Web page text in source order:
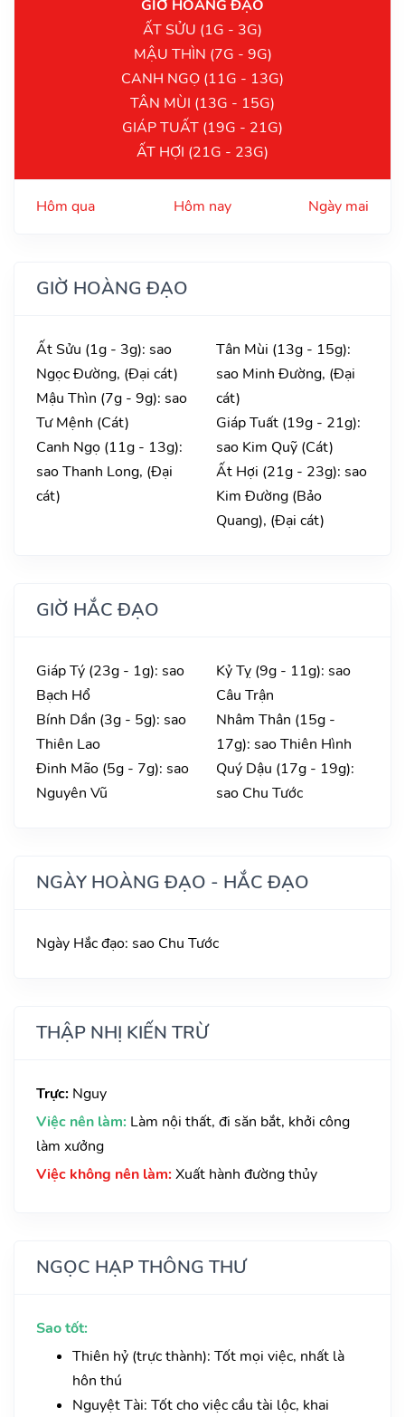
GIỜ HOÀNG ĐẠO
ẤT SỬU (1G - 3G)
MẬU THÌN (7G - 9G)
CANH NGỌ (11G - 13G)
TÂN MÙI (13G - 15G)
GIÁP TUẤT (19G - 21G)
ẤT HỢI (21G - 23G)
Hôm qua Hôm nay Ngày mai
GIỜ HOÀNG ĐẠO
Ất Sửu (1g - 3g): sao
Ngọc Đường, (Đại cát)
Mậu Thìn (7g - 9g): sao
Tư Mệnh (Cát)
Canh Ngọ (11g - 13g):
sao Thanh Long, (Đại
cát)
Tân Mùi (13g - 15g):
sao Minh Đường, (Đại
cát)
Giáp Tuất (19g - 21g):
sao Kim Quỹ (Cát)
Ất Hợi (21g - 23g): sao
Kim Đường (Bảo
Quang), (Đại cát)
GIỜ HẮC ĐẠO
Giáp Tý (23g - 1g): sao
Bạch Hổ
Bính Dần (3g - 5g): sao
Thiên Lao
Đinh Mão (5g - 7g): sao
Nguyên Vũ
Kỷ Tỵ (9g - 11g): sao
Câu Trận
Nhâm Thân (15g -
17g): sao Thiên Hình
Quý Dậu (17g - 19g):
sao Chu Tước
NGÀY HOÀNG ĐẠO - HẮC ĐẠO
Ngày Hắc đạo: sao Chu Tước
THẬP NHỊ KIẾN TRỪ
Trực: Nguy
Việc nên làm: Làm nội thất, đi săn bắt, khởi công
làm xưởng
Việc không nên làm: Xuất hành đường thủy
NGỌC HẠP THÔNG THƯ
Sao tốt:
Thiên hỷ (trực thành): Tốt mọi việc, nhất là
hôn thú
Nguyệt Tài: Tốt cho việc cầu tài lộc, khai